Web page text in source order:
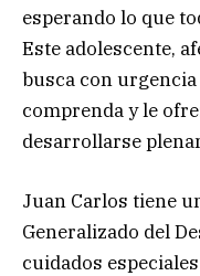
esperando lo que
Este adolescente,
busca con
comprenda y le
desarrollarse
Juan Carlos tiene
Generalizado del
cuidados